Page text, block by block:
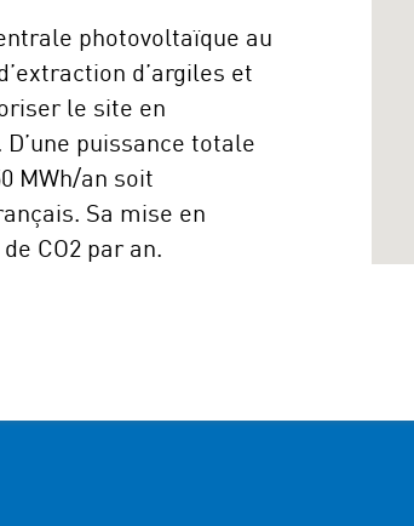
photovoltaïque au
d’argiles et
le site en
puissance totale
MWh/an soit
Sa mise en
CO2 par an.